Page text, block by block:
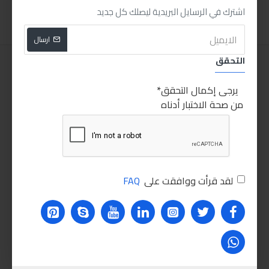
اشترك في الرسايل البريدية ليصلك كل جديد
ارسال
التحقق
يرجى إكمال التحقق
من صحة الاختبار أدناه
لقد قرأت ووافقت على FAQ